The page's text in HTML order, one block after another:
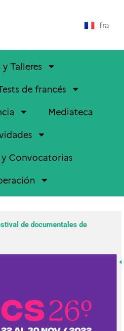
fra
Talleres
de francés
Mediateca
y Convocatorias
de documentales de